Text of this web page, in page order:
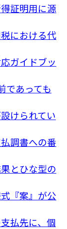
証明用に源
における代
ガイドブッ
であっても
けられてい
調書への番
とひな型の
『案』が公
払先に、個